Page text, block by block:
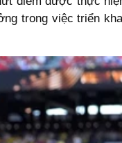
trong việc triển